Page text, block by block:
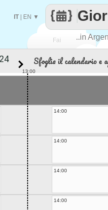
Fai ..in
IT| EN ▼
Sfoglia il calendario e
13:00
14:00
14:00
14:00
14:00